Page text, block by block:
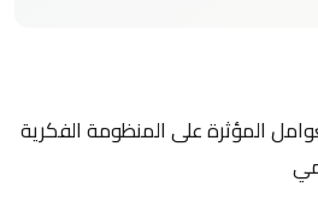
المؤثرة على المنظومة الفكرية